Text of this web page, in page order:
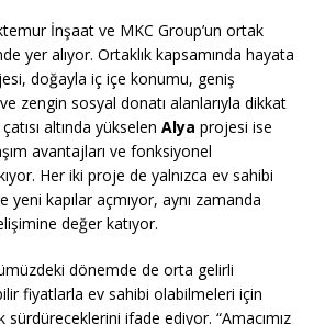
İnşaat ve MKC Group’un ortak
yer alıyor. Ortaklık kapsamında hayata
doğayla iç içe konumu, geniş
zengin sosyal donatı alanlarıyla dikkat
altında yükselen Alya projesi ise
avantajları ve fonksiyonel
Her iki proje de yalnızca ev sahibi
kapılar açmıyor, aynı zamanda
değer katıyor.
dönemde de orta gelirli
fiyatlarla ev sahibi olabilmeleri için
sürdüreceklerini ifade ediyor. “Amacımız